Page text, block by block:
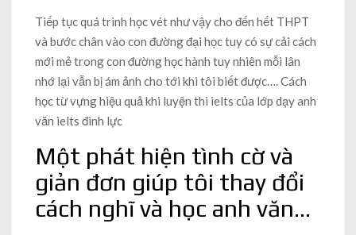
Tiếp tục quá trình học vét như vậy cho đến hết THPT
và bước chân vào con đường đại học tuy có sự cải cách
mới mẻ trong con đường học hành tuy nhiên mỗi lân
nhớ lại vẫn bị ám ảnh cho tới khi tôi biết được…. Cách
học từ vựng hiệu quả khi luyện thi ielts của lớp dạy anh
văn ielts đình lực
Một phát hiện tình cờ và
giản đơn giúp tôi thay đổi
cách nghĩ và học anh văn…